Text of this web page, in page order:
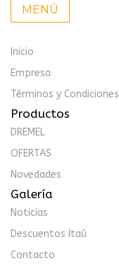
MENÚ
Inicio
Empresa
Términos y Condiciones
Productos
DREMEL
OFERTAS
Novedades
Galería
Noticias
Descuentos Itaú
Contacto